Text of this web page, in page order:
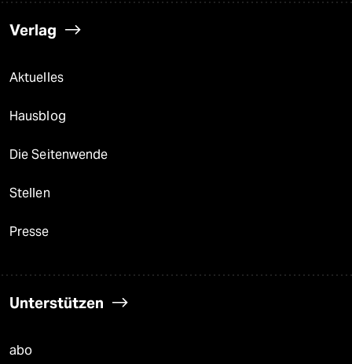
Verlag
Aktuelles
Hausblog
Die Seitenwende
Stellen
Presse
Unterstützen
abo